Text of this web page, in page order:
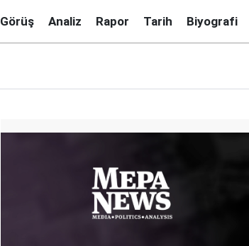
Görüş Analiz Rapor Tarih Biyografi